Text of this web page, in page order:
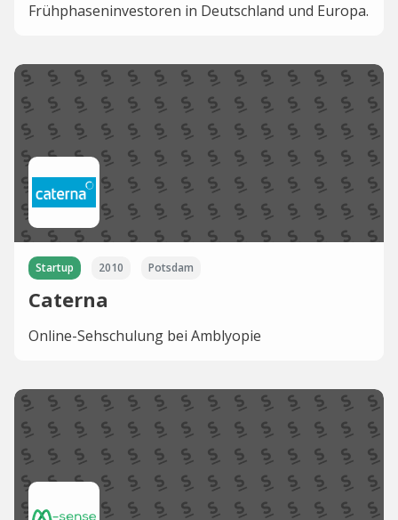
Frühphaseninvestoren in Deutschland und Europa.
Startup 2010 Potsdam
Caterna
Online-Sehschulung bei Amblyopie